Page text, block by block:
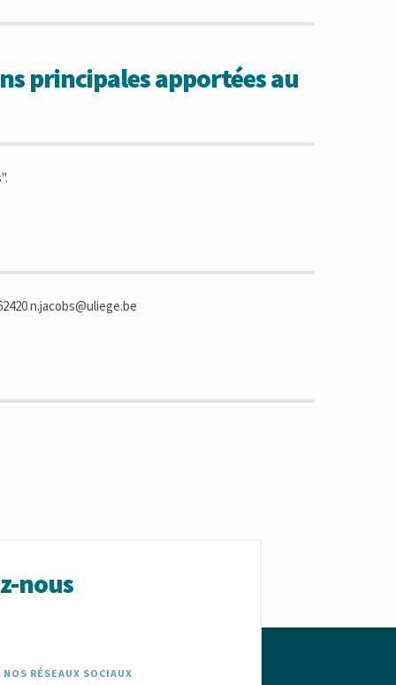
principales apportées au
n.jacobs@uliege.be
nous
RÉSEAUX SOCIAUX